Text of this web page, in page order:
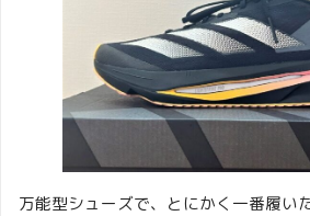
万能型シューズで、とにかく一番履い